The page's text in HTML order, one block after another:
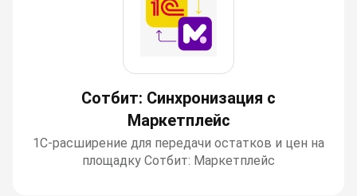
Сотбит: Синхронизация с
Маркетплейс
1С-расширение для передачи остатков и цен на
площадку Сотбит: Маркетплейс